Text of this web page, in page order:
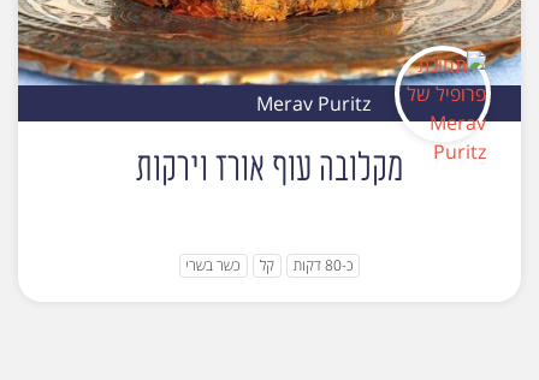
Merav Puritz
מקלובה עוף אורז וירקות
כ-80 דקות קל כשר בשרי